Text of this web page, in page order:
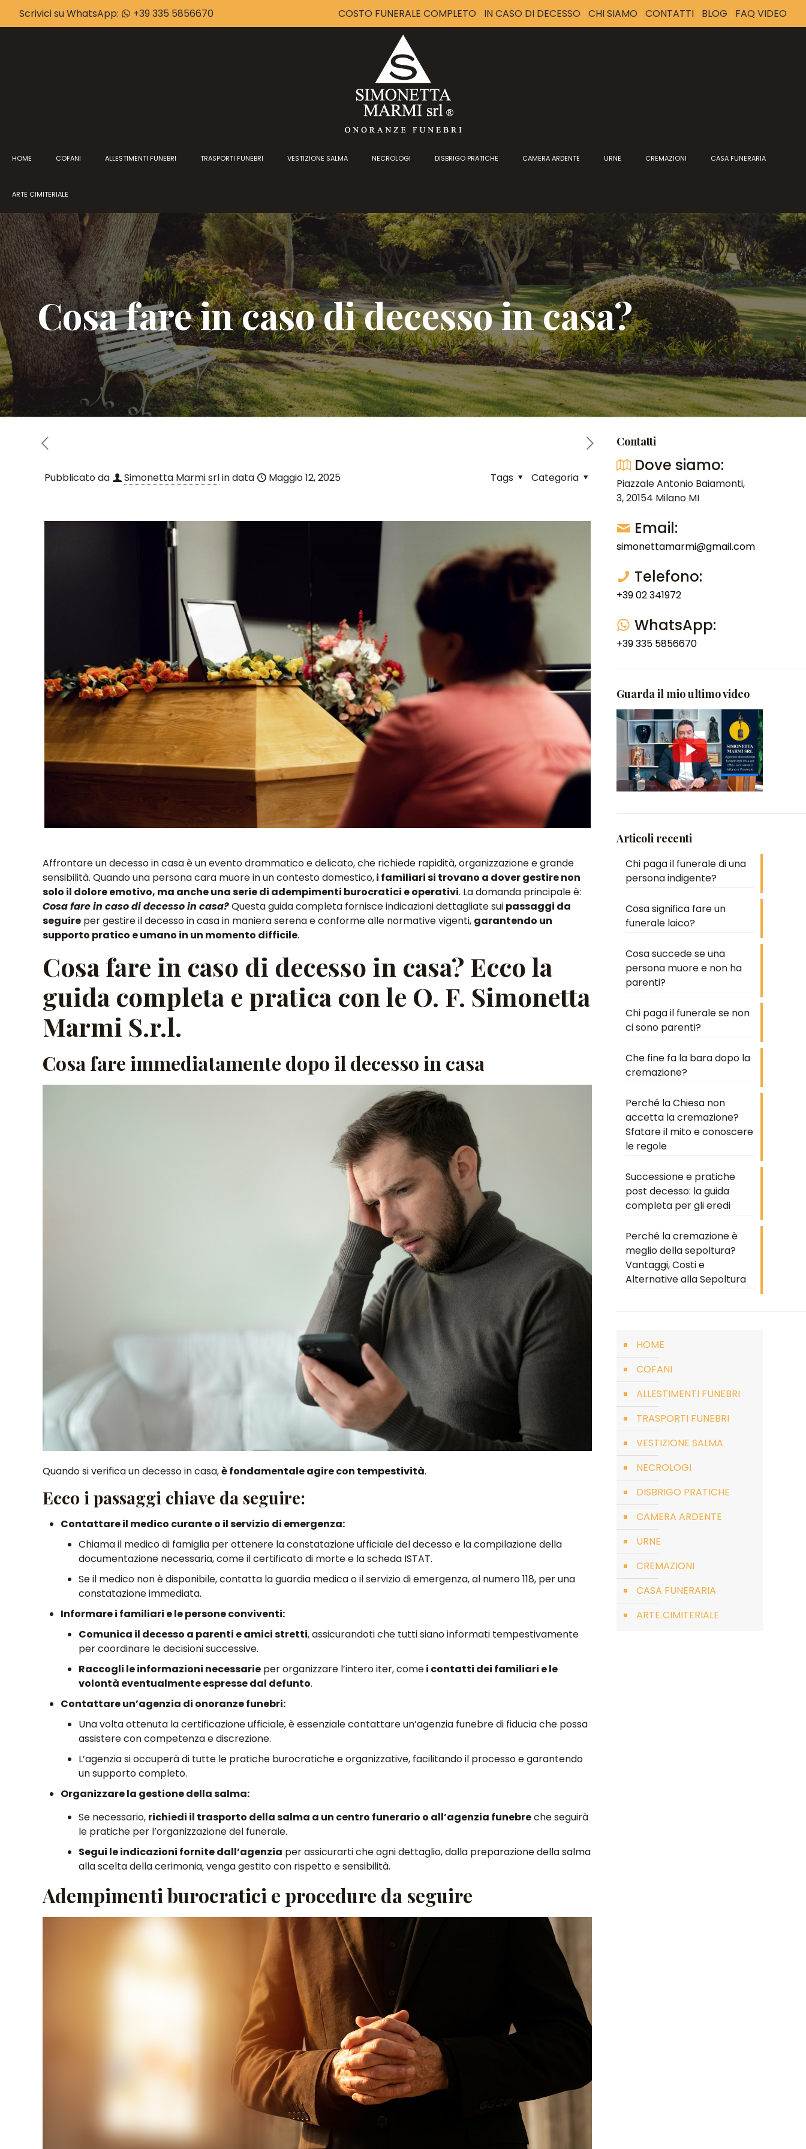
Scrivici su WhatsApp: +39 335 5856670 COSTO FUNERALE COMPLETO IN CASO DI DECESSO CHI SIAMO CONTATTI BLOG FAQ VIDEO
HOME COFANI ALLESTIMENTI FUNEBRI TRASPORTI FUNEBRI VESTIZIONE SALMA NECROLOGI DISBRIGO PRATICHE CAMERA ARDENTE URNE CREMAZIONI CASA FUNERARIA
ARTE CIMITERIALE
Cosa fare in caso di decesso in casa?
Pubblicato da Simonetta Marmi srlin data Maggio 12, 2025 Categoria
Tags
Affrontare un decesso in casa è un evento drammatico e delicato, che richiede rapidità, organizzazione e grande
sensibilità. Quando una persona cara muore in un contesto domestico,i familiari si trovano a dover gestire non
solo il dolore emotivo, ma anche una serie di adempimenti burocratici e operativi. La domanda principale è:
Cosa fare in caso di decesso in casa?Questa guida completa fornisce indicazioni dettagliate sui passaggi da
seguire per gestire il decesso in casa in maniera serena e conforme alle normative vigenti, garantendo un
supporto pratico e umano in un momento difficile.
Cosa fare in caso di decesso in casa? Ecco la
guida completa e pratica con le O. F. Simonetta
Marmi S.r.l.
Cosa fare immediatamente dopo il decesso in casa
Quando si verifica un decesso in casa,è fondamentale agire con tempestività.
Ecco i passaggi chiave da seguire:
Contattare il medico curante o il servizio di emergenza:
Chiama il medico di famiglia per ottenere la constatazione ufficiale del decesso e la compilazione della
documentazione necessaria, come il certificato di morte e la scheda ISTAT.
Se il medico non è disponibile, contatta la guardia medica o il servizio di emergenza, al numero 118, per una
constatazione immediata.
Informare i familiari e le persone conviventi:
Comunica il decesso a parenti e amici stretti, assicurandoti che tutti siano informati tempestivamente
per coordinare le decisioni successive.
Raccogli le informazioni necessarie per organizzare l’intero iter, comei contatti dei familiari e le
volontà eventualmente espresse dal defunto.
Contattare un’agenzia di onoranze funebri:
Una volta ottenuta la certificazione ufficiale, è essenziale contattare un’agenzia funebre di fiducia che possa
assistere con competenza e discrezione.
L’agenzia si occuperà di tutte le pratiche burocratiche e organizzative, facilitando il processo e garantendo
un supporto completo.
Organizzare la gestione della salma:
Se necessario, richiedi il trasporto della salma a un centro funerario o all’agenzia funebreche seguirà
le pratiche per l’organizzazione del funerale.
Segui le indicazioni fornite dall’agenzia per assicurarti che ogni dettaglio, dalla preparazione della salma
alla scelta della cerimonia, venga gestito con rispetto e sensibilità.
Adempimenti burocratici e procedure da seguire
Contatti
Dove siamo:
Piazzale Antonio Baiamonti,
3, 20154 Milano MI
Email:
simonettamarmi@gmail.com
Telefono:
+39 02 341972
WhatsApp:
+39 335 5856670
Guarda il mio ultimo video
Articoli recenti
Chi paga il funerale di una
persona indigente?
Cosa significa fare un
funerale laico?
Cosa succede se una
persona muore e non ha
parenti?
Chi paga il funerale se non
ci sono parenti?
Che fine fa la bara dopo la
cremazione?
Perché la Chiesa non
accetta la cremazione?
Sfatare il mito e conoscere
le regole
Successione e pratiche
post decesso: la guida
completa per gli eredi
Perché la cremazione è
meglio della sepoltura?
Vantaggi, Costi e
Alternative alla Sepoltura
HOME
COFANI
ALLESTIMENTI FUNEBRI
TRASPORTI FUNEBRI
VESTIZIONE SALMA
NECROLOGI
DISBRIGO PRATICHE
CAMERA ARDENTE
URNE
CREMAZIONI
CASA FUNERARIA
ARTE CIMITERIALE